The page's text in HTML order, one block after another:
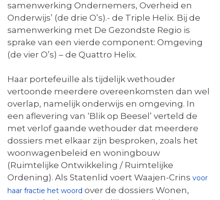
samenwerking Ondernemers, Overheid en
Onderwijs’ (de drie O’s).- de Triple Helix. Bij de
samenwerking met De Gezondste Regio is
sprake van een vierde component: Omgeving
(de vier O’s) – de Quattro Helix.
Haar portefeuille als tijdelijk wethouder
vertoonde meerdere overeenkomsten dan wel
overlap, namelijk onderwijs en omgeving. In
een aflevering van ‘Blik op Beesel’ verteld de
met verlof gaande wethouder dat meerdere
dossiers met elkaar zijn besproken, zoals het
woonwagenbeleid en woningbouw
(Ruimtelijke Ontwikkeling / Ruimtelijke
Ordening). Als Statenlid voert Waajen-Crins voor
haar fractie het woord over de dossiers Wonen,